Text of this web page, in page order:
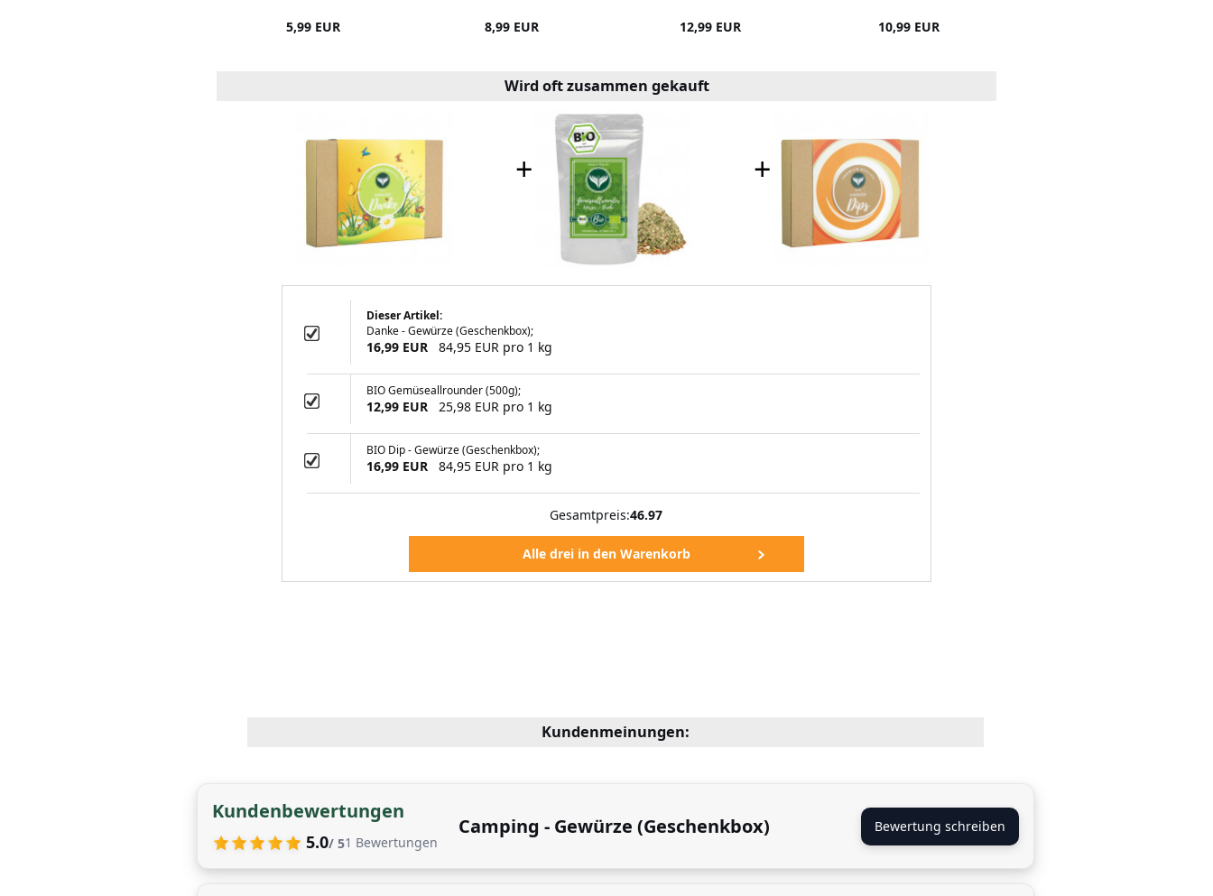
5,99 EUR 8,99 EUR 12,99 EUR 10,99 EUR
Wird oft zusammen gekauft
+ +
Dieser Artikel:
Danke - Gewürze (Geschenkbox);
16,99 EUR 84,95 EUR pro 1 kg
BIO Gemüseallrounder (500g);
12,99 EUR 25,98 EUR pro 1 kg
BIO Dip - Gewürze (Geschenkbox);
16,99 EUR 84,95 EUR pro 1 kg
Gesamtpreis:46.97
Kundenmeinungen:
Kundenbewertungen
5.0/ 51 Bewertungen
Camping - Gewürze (Geschenkbox) Bewertung schreiben